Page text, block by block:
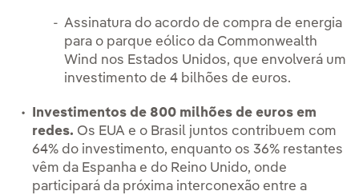
Assinatura do acordo de compra de energia
para o parque eólico da Commonwealth
Wind nos Estados Unidos, que envolverá um
investimento de 4 bilhões de euros.
Investimentos de 800 milhões de euros em
redes. Os EUA e o Brasil juntos contribuem com
64% do investimento, enquanto os 36% restantes
vêm da Espanha e do Reino Unido, onde
participará da próxima interconexão entre a